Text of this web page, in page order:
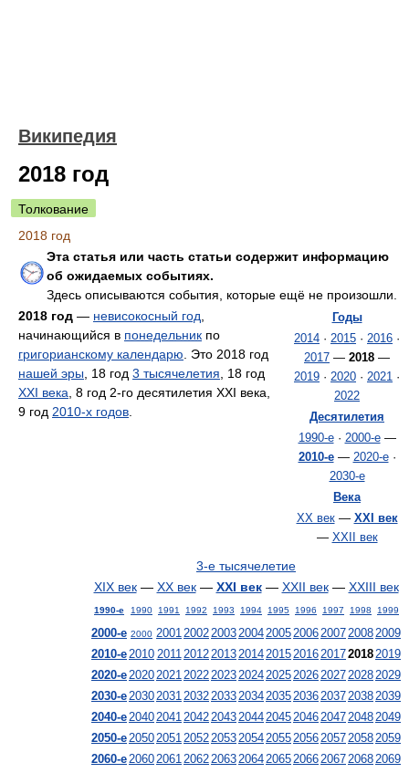
Википедия
2018 год
Толкование
2018 год
Эта статья или часть статьи содержит информацию
об ожидаемых событиях.
Здесь описываются события, которые ещё не произошли.
Годы
2014 · 2015 · 2016 ·
2017 — 2018 —
2019 · 2020 · 2021 ·
2022
Десятилетия
1990-е· 2000-е—
2010-е— 2020-е·
2030-е
Века
XX век— XXI век
— XXII век
3-е тысячелетие
XIX век— XX век— XXI век— XXII век— XXIII век
1990-е 1990 1991 1992 1993 1994 1995 1996 1997 1998 1999
2000-е 2000 200120022003200420052006200720082009
2010-е2010 201120122013201420152016201720182019
2020-е2020202120222023202420252026202720282029
2030-е2030203120322033203420352036203720382039
2040-е2040204120422043204420452046204720482049
2050-е2050205120522053205420552056205720582059
2060-е2060206120622063206420652066206720682069
2018 год — невисокосный год
начинающийся в понедельник по
григорианскому календарю . Это 2018 год
нашей эры , 18 год 3 тысячелетия , 18 год
XXI века , 8 год 2-го десятилетия XXI века,
9 год 2010-х годов